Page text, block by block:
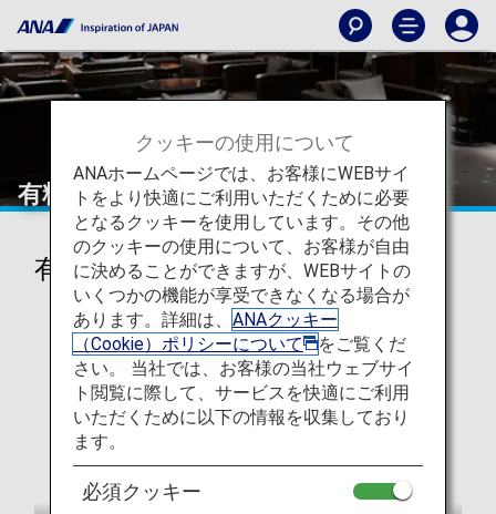
有料ラウンジサービス
有料ラウンジサービス
クッキーの使用について
ANAホームページでは、お客様にWEBサイ
トをより快適にご利用いただくために必要
となるクッキーを使用しています。その他
のクッキーの使用について、お客様が自由
に決めることができますが、WEBサイトの
いくつかの機能が享受できなくなる場合が
あります。詳細は、 ANAクッキー
（Cookie）ポリシーについて
をご覧くだ
さい。 当社では、お客様の当社ウェブサイ
ト閲覧に際して、サービスを快適にご利用
いただくために以下の情報を収集しており
ます。
必須クッキー